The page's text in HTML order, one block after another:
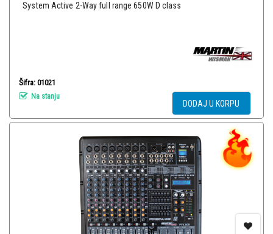
System Active 2-Way full range 650W D class
Šifra: 01021
Na stanju
DODAJ U KORPU